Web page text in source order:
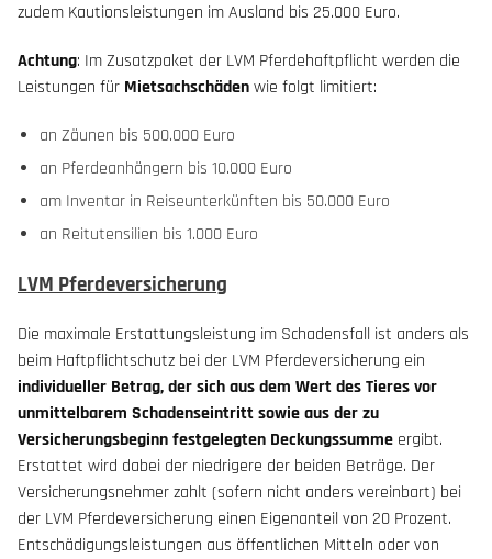
zudem Kautionsleistungen im Ausland bis 25.000 Euro.
Achtung: Im Zusatzpaket der LVM Pferdehaftpflicht werden die
Leistungen für Mietsachschädenwie folgt limitiert:
an Zäunen bis 500.000 Euro
an Pferdeanhängern bis 10.000 Euro
am Inventar in Reiseunterkünften bis 50.000 Euro
an Reitutensilien bis 1.000 Euro
LVM Pferdeversicherung
Die maximale Erstattungsleistung im Schadensfall ist anders als
beim Haftpflichtschutz bei der LVM Pferdeversicherung ein
individueller Betrag, der sich aus dem Wert des Tieres vor
unmittelbarem Schadenseintritt sowie aus der zu
Versicherungsbeginn festgelegten Deckungssumme ergibt.
Erstattet wird dabei der niedrigere der beiden Beträge. Der
Versicherungsnehmer zahlt (sofern nicht anders vereinbart) bei
der LVM Pferdeversicherung einen Eigenanteil von 20 Prozent.
Entschädigungsleistungen aus öffentlichen Mitteln oder von